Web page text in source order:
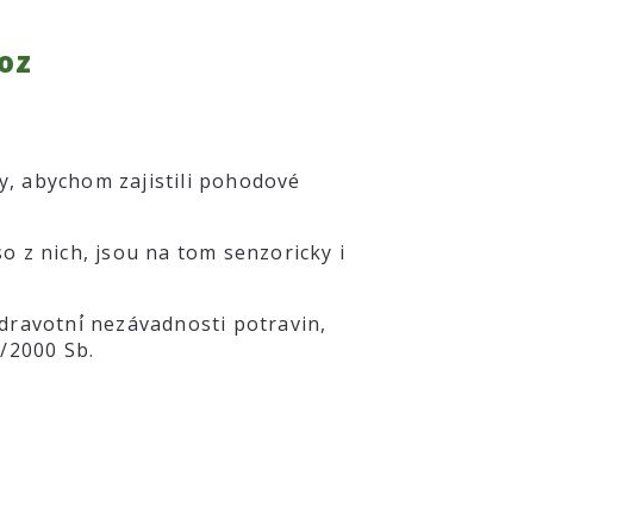
abychom zajistili pohodové
z nich, jsou na tom senzoricky i
nezávadnosti potravin,
Sb.